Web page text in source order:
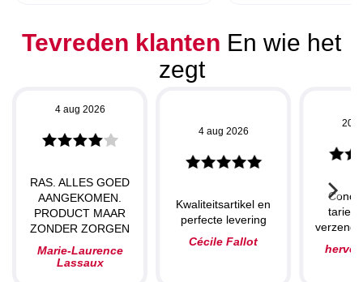
Tevreden klanten En wie het
zegt
4 aug 2026
RAS. ALLES GOED
AANGEKOMEN.
PRODUCT MAAR
ZONDER ZORGEN
Marie-Laurence
Lassaux
4 aug 2026
Kwaliteitsartikel en
perfecte levering
Cécile Fallot
20
herve